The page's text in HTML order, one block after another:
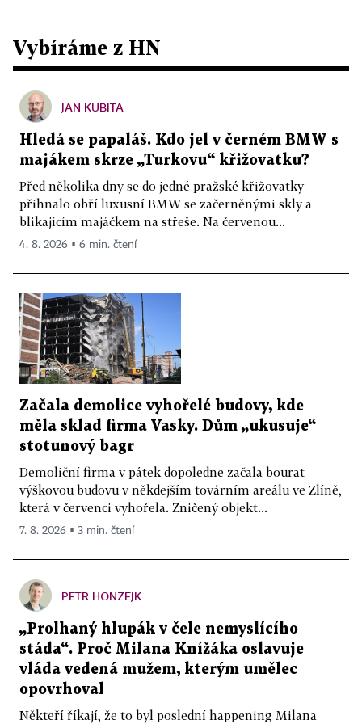
Vybíráme z HN
JAN KUBITA
Hledá se papaláš. Kdo jel v černém BMW s
majákem skrze „Turkovu“ křižovatku?
Před několika dny se do jedné pražské křižovatky
přihnalo obří luxusní BMW se začerněnými skly a
blikajícím majáčkem na střeše. Na červenou...
4. 8. 2026 ▪ 6 min. čtení
Začala demolice vyhořelé budovy, kde
měla sklad firma Vasky. Dům „ukusuje“
stotunový bagr
Demoliční firma v pátek dopoledne začala bourat
výškovou budovu v někdejším továrním areálu ve Zlíně,
která v červenci vyhořela. Zničený objekt...
7. 8. 2026 ▪ 3 min. čtení
PETR HONZEJK
„Prolhaný hlupák v čele nemyslícího
stáda“. Proč Milana Knížáka oslavuje
vláda vedená mužem, kterým umělec
opovrhoval
Někteří říkají, že to byl poslední happening Milana